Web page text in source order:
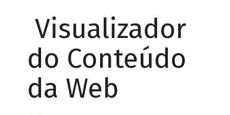
Visualizador
do Conteúdo
da Web